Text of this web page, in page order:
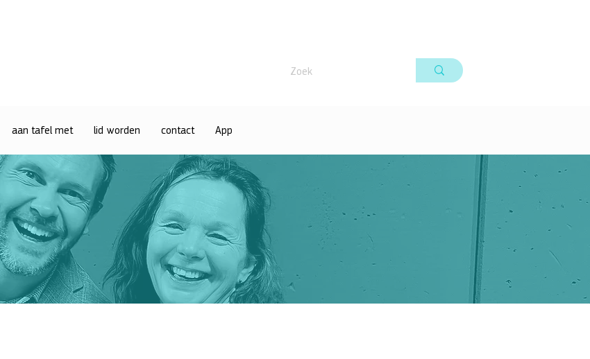
aan tafel met lid worden contact App